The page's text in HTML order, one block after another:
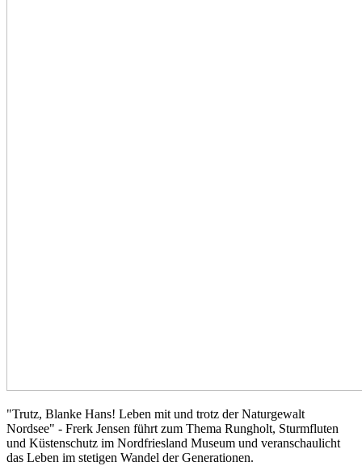
"Trutz, Blanke Hans! Leben mit und trotz der Naturgewalt
Nordsee" - Frerk Jensen führt zum Thema Rungholt, Sturmfluten
und Küstenschutz im Nordfriesland Museum und veranschaulicht
das Leben im stetigen Wandel der Generationen.